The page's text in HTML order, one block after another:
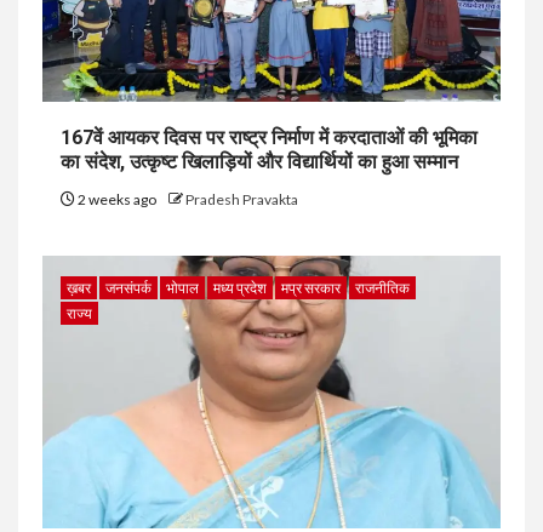
167वें आयकर दिवस पर राष्ट्र निर्माण में करदाताओं की भूमिका
का संदेश, उत्कृष्ट खिलाड़ियों और विद्यार्थियों का हुआ सम्मान
2 weeks ago Pradesh Pravakta
ख़बर जनसंपर्क भोपाल मध्य प्रदेश मप्र सरकार
राजनीतिक
राज्य